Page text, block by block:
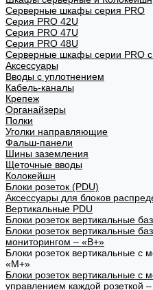
Серверные шкафы серия PRO
Серия PRO 42U
Серия PRO 47U
Серия PRO 48U
Серверные шкафы серии PRO
Аксессуары
Вводы с уплотнением
Кабель-каналы
Крепеж
Органайзеры
Полки
Уголки направляющие
Фальш-панели
Шины заземления
Щеточные вводы
Колокейшн
Блоки розеток (PDU)
Аксессуары для блоков
Вертикальные PDU
Блоки розеток вертикальные
Блоки розеток вертикальные
мониторингом – «В+»
Блоки розеток вертикальные с
«М+»
Блоки розеток вертикальные с
управлением каждой розеткой